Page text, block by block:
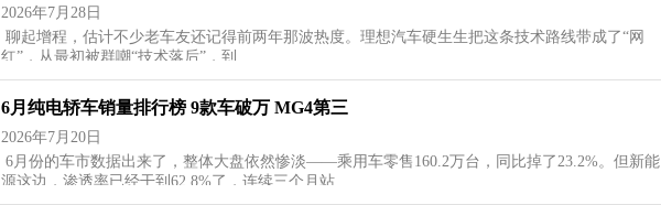
2026年7月28日
聊起增程，估计不少老车友还记得前两年那波热度。理想汽车硬生生把这条技术路线带成了“网
红”，从最初被群嘲“技术落后”，到…
6月纯电轿车销量排行榜 9款车破万 MG4第三
2026年7月20日
6月份的车市数据出来了，整体大盘依然惨淡——乘用车零售160.2万台，同比掉了23.2%。但新能
源这边，渗透率已经干到62.8%了，连续三个月站…